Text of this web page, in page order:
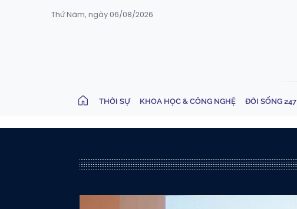
Thứ Năm, ngày 06/08/2026
THỜI SỰ KHOA HỌC & CÔNG NGHỆ ĐỜI SỐNG 247